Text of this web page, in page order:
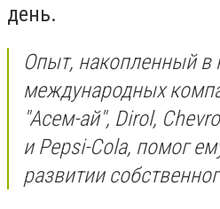
день.
Опыт, накопленный в
международных
"Асем-ай", Dirol,
и Pepsi-Cola, помог
развитии